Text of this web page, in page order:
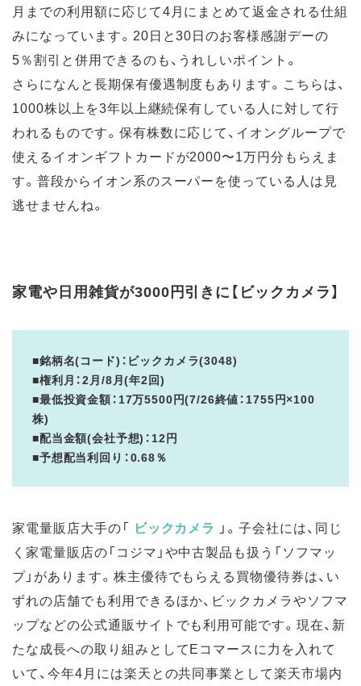
月までの利用額に応じて4月にまとめて返金される仕組
みになっています。20日と30日のお客様感謝デーの
5％割引と併用できるのも、うれしいポイント。
さらになんと長期保有優遇制度もあります。こちらは、
1000株以上を3年以上継続保有している人に対して行
われるものです。保有株数に応じて、イオングループで
使えるイオンギフトカードが2000〜1万円分もらえま
す。普段からイオン系のスーパーを使っている人は見
逃せませんね。
家電や日用雑貨が3000円引きに【ビックカメラ】
■銘柄名(コード)：ビックカメラ(3048)
■権利月：2月/8月(年2回)
■最低投資金額：17万5500円(7/26終値：1755円×100
株)
■配当金額(会社予想)：12円
■予想配当利回り：0.68％
家電量販店大手の「 ビックカメラ 」。子会社には、同じ
く家電量販店の「コジマ」や中古製品も扱う「ソフマッ
プ」があります。株主優待でもらえる買物優待券は、い
ずれの店舗でも利用できるほか、ビックカメラやソフマ
ップなどの公式通販サイトでも利用可能です。現在、新
たな成長への取り組みとしてEコマースに力を入れて
いて、今年4月には楽天との共同事業として楽天市場内